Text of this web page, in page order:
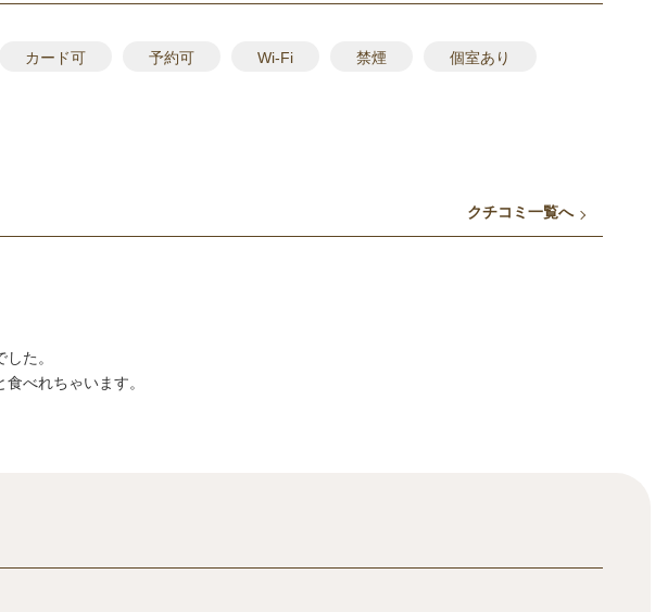
カード可 予約可 Wi-Fi 禁煙 個室あり
た。
べれちゃいます。
クチコミ一覧へ